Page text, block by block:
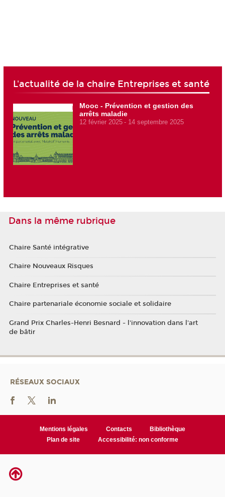
L'actualité de la chaire Entreprises et santé
Mooc - Prévention et gestion des
arrêts maladie
12 février 2025 14 septembre 2025
Dans la même rubrique
Chaire Santé intégrative
Chaire Nouveaux Risques
Chaire Entreprises et santé
Chaire partenariale économie sociale et solidaire
Grand Prix Charles-Henri Besnard - l'innovation dans l'art
de bâtir
RÉSEAUX SOCIAUX
Mentions légales Contacts
Bibliothèque
Plan de site
Accessibilité: non conforme